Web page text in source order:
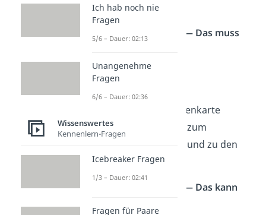
unbedingt benötigst
Wichtige Unterlagen — Das muss
Festivalticket
Personalausweis
Krankenversichertenkarte
Wegbeschreibung zum
Veranstaltungsort und zu den
Parkplätzen
Wichtige Unterlagen — Das kann
Ich hab noch nie
Fragen
5/6 – Dauer: 02:13
Unangenehme
Fragen
6/6 – Dauer: 02:36
Wissenswertes
Kennenlern-Fragen
Icebreaker Fragen
1/3 – Dauer: 02:41
Fragen für Paare